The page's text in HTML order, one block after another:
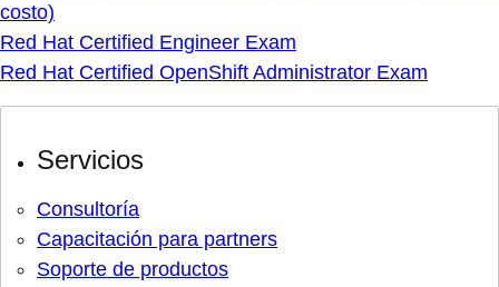
costo)
Red Hat Certified Engineer Exam
Red Hat Certified OpenShift Administrator Exam
Servicios
Consultoría
Capacitación para partners
Soporte de productos